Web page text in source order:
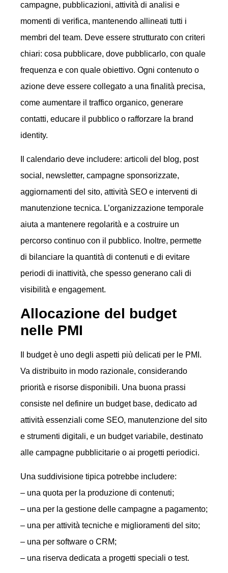
campagne, pubblicazioni, attività di analisi e
momenti di verifica, mantenendo allineati tutti i
membri del team. Deve essere strutturato con criteri
chiari: cosa pubblicare, dove pubblicarlo, con quale
frequenza e con quale obiettivo. Ogni contenuto o
azione deve essere collegato a una finalità precisa,
come aumentare il traffico organico, generare
contatti, educare il pubblico o rafforzare la brand
identity.
Il calendario deve includere: articoli del blog, post
social, newsletter, campagne sponsorizzate,
aggiornamenti del sito, attività SEO e interventi di
manutenzione tecnica. L’organizzazione temporale
aiuta a mantenere regolarità e a costruire un
percorso continuo con il pubblico. Inoltre, permette
di bilanciare la quantità di contenuti e di evitare
periodi di inattività, che spesso generano cali di
visibilità e engagement.
Allocazione del budget
nelle PMI
Il budget è uno degli aspetti più delicati per le PMI.
Va distribuito in modo razionale, considerando
priorità e risorse disponibili. Una buona prassi
consiste nel definire un budget base, dedicato ad
attività essenziali come SEO, manutenzione del sito
e strumenti digitali, e un budget variabile, destinato
alle campagne pubblicitarie o ai progetti periodici.
Una suddivisione tipica potrebbe includere:
– una quota per la produzione di contenuti;
– una per la gestione delle campagne a pagamento;
– una per attività tecniche e miglioramenti del sito;
– una per software o CRM;
– una riserva dedicata a progetti speciali o test.